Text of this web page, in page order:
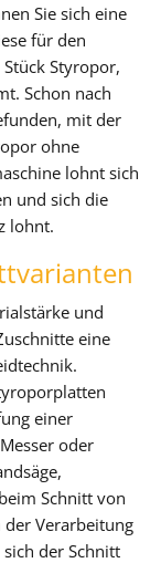
Sie sich eine
für den
Styropor,
Schon nach
mit der
ohne
lohnt sich
und sich die
lohnt.
und
eine
einer
oder
Schnitt von
Verarbeitung
der Schnitt